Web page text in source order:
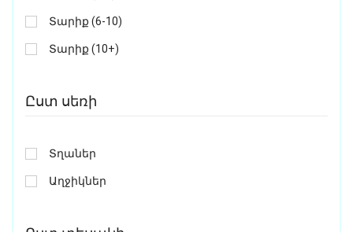
Տարիք (6-10)
Տարիք (10+)
Ըստ սեռի
Տղաներ
Աղջիկներ